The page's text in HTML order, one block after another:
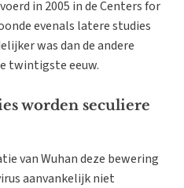
in 2005 in de Centers for
evenals latere studies
was dan de andere
twintigste eeuw.
worden seculiere
van Wuhan deze bewering
aanvankelijk niet